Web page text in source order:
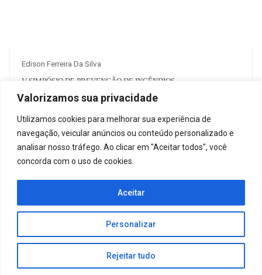
Valorizamos sua privacidade
Utilizamos cookies para melhorar sua experiência de
navegação, veicular anúncios ou conteúdo personalizado e
analisar nosso tráfego. Ao clicar em "Aceitar todos", você
concorda com o uso de cookies.
Personalizar
Rejeitar tudo
Aceitar
Edison Ferreira Da Silva
V SIMPÓSIO DE PREVENÇÃO DE INCÊNDIOS
1 R$ 125.00
2026 – Todos os direitos reservados | desenvolvimento
Criative Web |ADM